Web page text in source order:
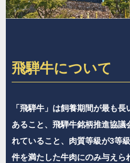
飛騨牛について
「飛騨牛」は飼養期間が最も
あること、飛騨牛銘柄推進協議
れていること、肉質等級が3等
件を満たした牛肉にのみ与え